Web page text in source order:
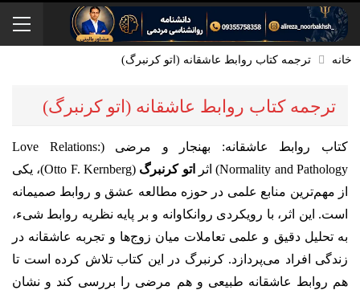
خانه ترجمه کتاب روابط عاشقانه (اتو کرنبرگ)
ترجمه کتاب روابط عاشقانه (اتو کرنبرگ)
کتاب روابط عاشقانه: بهنجار و مرضی (Love Relations:
Normality and Pathology) اثر
اتو کرنبرگ
(Otto F. Kernberg)، یکی
از مهم‌ترین منابع علمی در حوزه مطالعه عشق و روابط صمیمانه
است. این اثر، با رویکردی روانکاوانه و بر پایه نظریه روابط شیء،
به تحلیل دقیق و علمی تعاملات میان زوج‌ها و تجربه عاشقانه در
زندگی افراد می‌پردازد. کرنبرگ در این کتاب تلاش کرده است تا
هم روابط عاشقانه طبیعی و هم مرضی را بررسی کند و نشان